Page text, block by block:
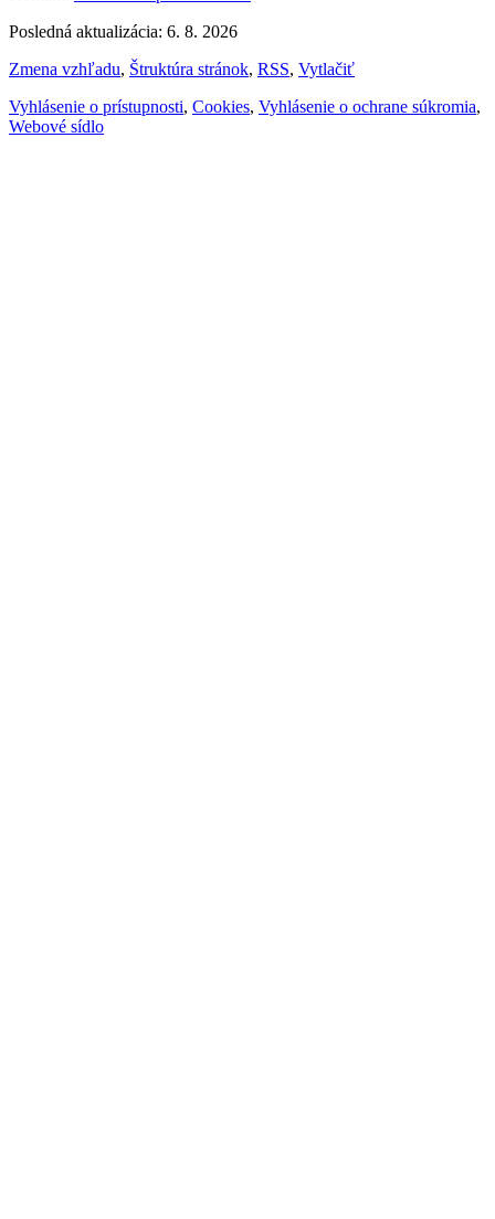
Posledná aktualizácia: 6. 8. 2026
Zmena vzhľadu, Štruktúra stránok, RSS, Vytlačiť
Vyhlásenie o prístupnosti, Cookies, Vyhlásenie o ochrane súkromia,
Webové sídlo